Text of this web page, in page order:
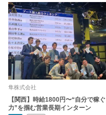
隼株式会社
【関西】時給1800円〜“自分で稼ぐ
力”を掴む営業長期インターン